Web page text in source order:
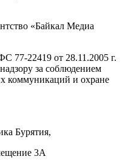
«Байкал Медиа
22419 от 28.11.2005 г.
за соблюдением
коммуникаций и охране
Бурятия,
3А